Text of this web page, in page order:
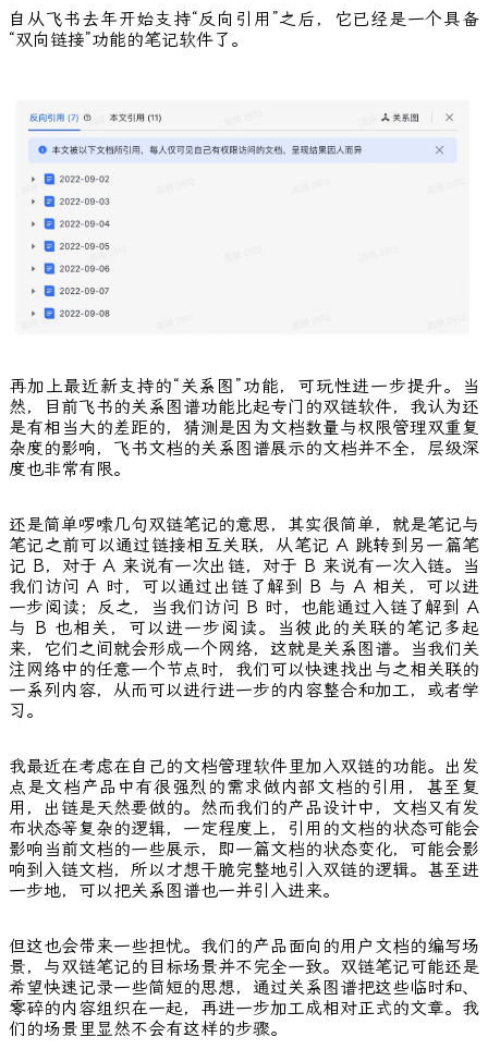
自从飞书去年开始支持“反向引用”之后，它已经是一个具备
“双向链接”功能的笔记软件了。
再加上最近新支持的“关系图”功能，可玩性进一步提升。当
然，目前飞书的关系图谱功能比起专门的双链软件，我认为还
是有相当大的差距的，猜测是因为文档数量与权限管理双重复
杂度的影响，飞书文档的关系图谱展示的文档并不全，层级深
度也非常有限。
还是简单啰嗦几句双链笔记的意思，其实很简单，就是笔记与
笔记之前可以通过链接相互关联，从笔记 A 跳转到另一篇笔
记 B，对于 A 来说有一次出链，对于 B 来说有一次入链。当
我们访问 A 时，可以通过出链了解到 B 与 A 相关，可以进
一步阅读；反之，当我们访问 B 时，也能通过入链了解到 A
与 B 也相关，可以进一步阅读。当彼此的关联的笔记多起
来，它们之间就会形成一个网络，这就是关系图谱。当我们关
注网络中的任意一个节点时，我们可以快速找出与之相关联的
一系列内容，从而可以进行进一步的内容整合和加工，或者学
习。
我最近在考虑在自己的文档管理软件里加入双链的功能。出发
点是文档产品中有很强烈的需求做内部文档的引用，甚至复
用，出链是天然要做的。然而我们的产品设计中，文档又有发
布状态等复杂的逻辑，一定程度上，引用的文档的状态可能会
影响当前文档的一些展示，即一篇文档的状态变化，可能会影
响到入链文档，所以才想干脆完整地引入双链的逻辑。甚至进
一步地，可以把关系图谱也一并引入进来。
但这也会带来一些担忧。我们的产品面向的用户文档的编写场
景，与双链笔记的目标场景并不完全一致。双链笔记可能还是
希望快速记录一些简短的思想，通过关系图谱把这些临时和、
零碎的内容组织在一起，再进一步加工成相对正式的文章。我
们的场景里显然不会有这样的步骤。